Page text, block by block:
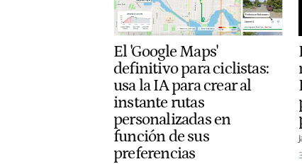
El 'Google Maps'
definitivo para ciclistas:
usa la IA para crear al
instante rutas
personalizadas en
función de sus
preferencias